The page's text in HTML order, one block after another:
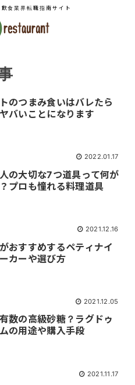
食業界転職指南サイト
のつまみ食いはバレたら
バいことになります
2022.01.17
の大切な7つ道具って何が
プロも憧れる料理道具
2021.12.16
おすすめするペティナイ
カーや選び方
2021.12.05
数の高級砂糖？ラグドゥ
の用途や購入手段
2021.11.17